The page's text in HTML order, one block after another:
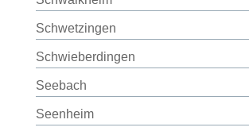
Schwetzingen
Schwieberdingen
Seebach
Seenheim